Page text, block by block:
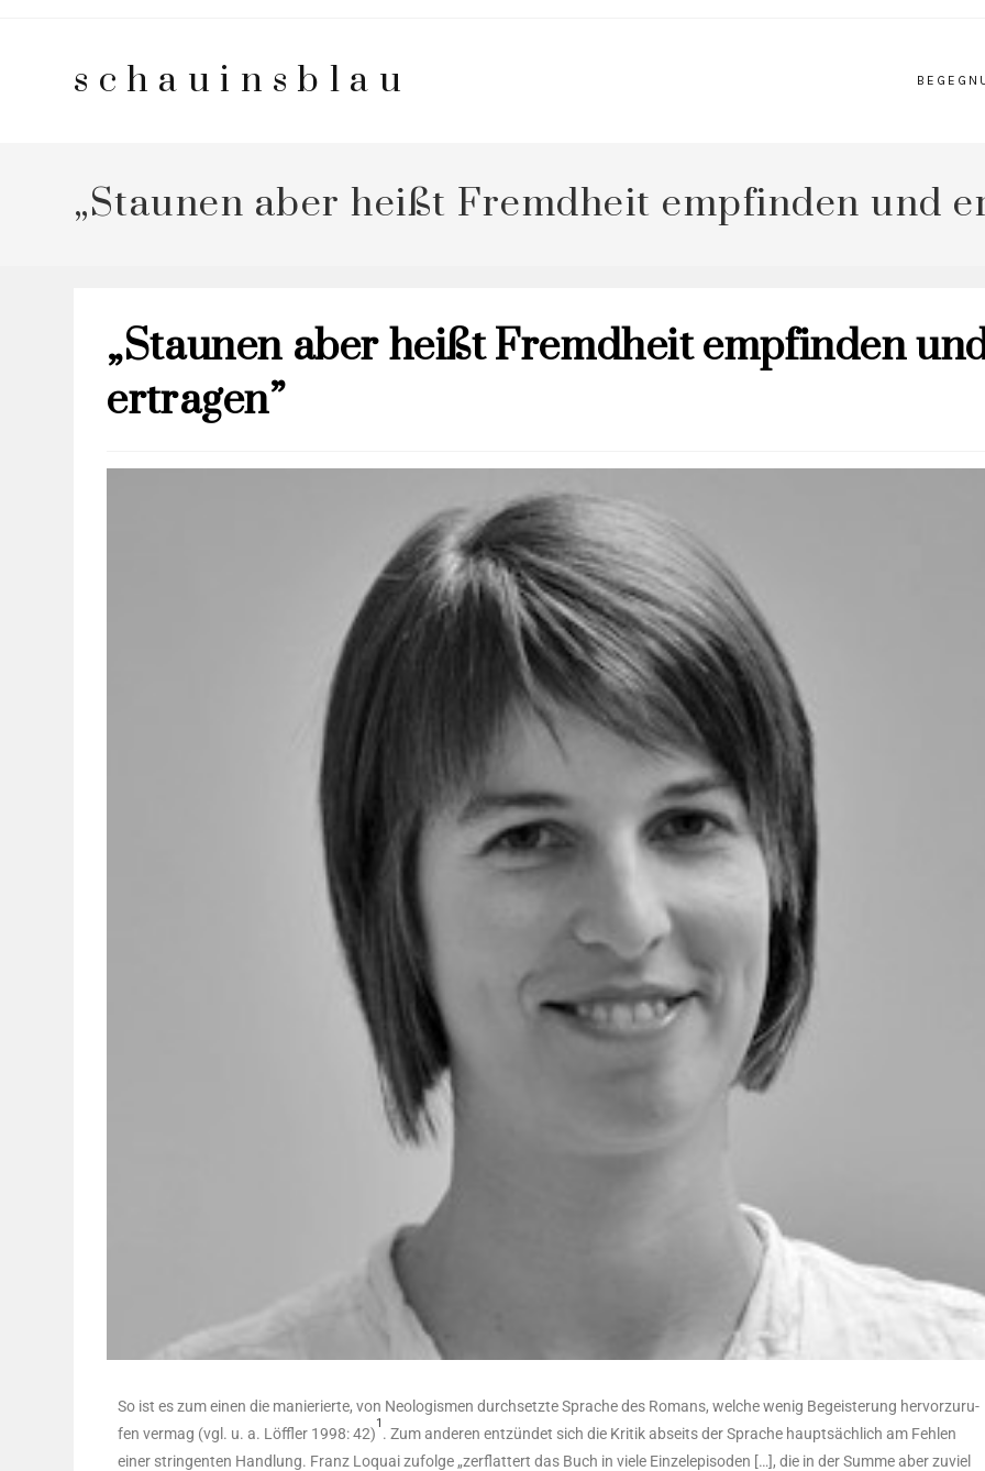
schauinsblau
„Staunen aber heißt Fremdheit empfinden und
„Staunen aber heißt Fremdheit empfinden
ertragen”
So ist es zum einen die manie­rier­te, von Neo­lo­gis­men durch­setz­te Spra­che des Romans, wel­che wenig Begeis­te­rung her­vor­zu­ru­
fen ver­mag (vgl. u. a. Löff­ler 1998: 42)
1
. Zum ande­ren ent­zün­det sich die Kri­tik abseits der Spra­che haupt­säch­lich am Feh­len
einer strin­gen­ten Hand­lung. Franz Loquai zufol­ge „zer­flat­tert das Buch in vie­le Ein­zel­epi­so­den […], die in der Sum­me aber zuviel